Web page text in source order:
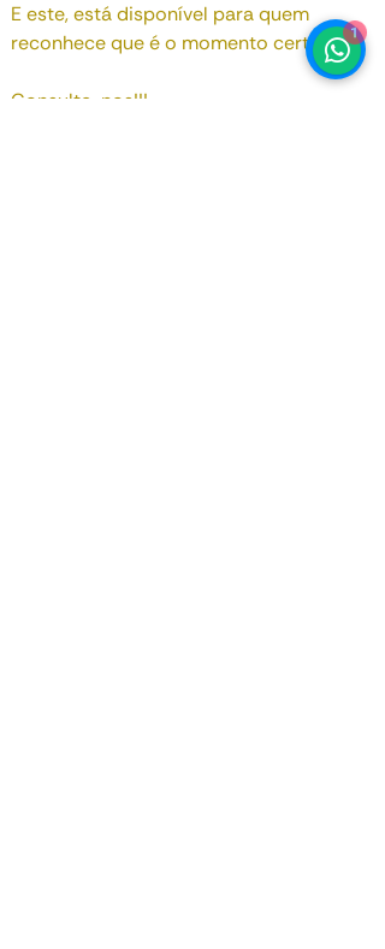
E este, está disponível para quem
reconhece que é o momento certo.
Consulte-nos!!!
1